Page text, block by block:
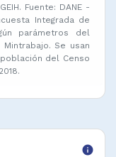
Fuente: DANE -
Integrada de
parámetros del
Se usan
del Censo
info